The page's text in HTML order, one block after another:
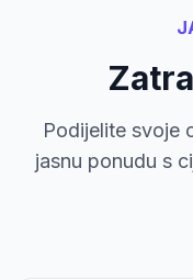
Podijelite svoje
jasnu ponudu s